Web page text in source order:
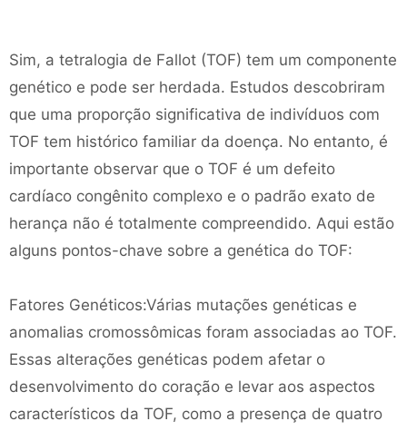
Sim, a tetralogia de Fallot (TOF) tem um componente
genético e pode ser herdada. Estudos descobriram
que uma proporção significativa de indivíduos com
TOF tem histórico familiar da doença. No entanto, é
importante observar que o TOF é um defeito
cardíaco congênito complexo e o padrão exato de
herança não é totalmente compreendido. Aqui estão
alguns pontos-chave sobre a genética do TOF:
Fatores Genéticos:Várias mutações genéticas e
anomalias cromossômicas foram associadas ao TOF.
Essas alterações genéticas podem afetar o
desenvolvimento do coração e levar aos aspectos
característicos da TOF, como a presença de quatro